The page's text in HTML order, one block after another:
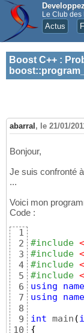
Le Club des
Actus
Boost C++ :
abarral , le 21/01/
Bonjour,
Je suis confronté
...
Voici mon
Code :
1
2
3
4
5
6
7
8
9
10
#include
#include
#include
#include
using
using
int main (
{